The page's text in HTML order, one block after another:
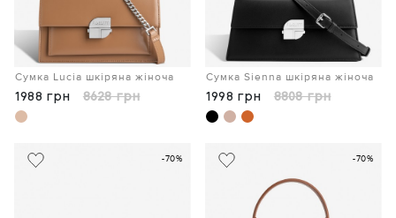
Сумка Lucia шкіряна жіноча
1988 грн 8628 грн
Сумка Sienna шкіряна жіноча
1998 грн 8808 грн
-70% -70%